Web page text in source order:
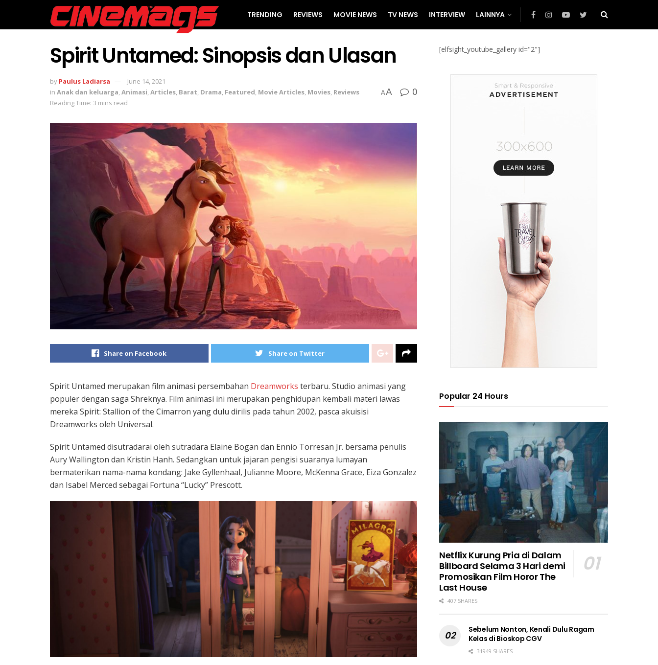
TRENDING REVIEWS MOVIE NEWS TV NEWS INTERVIEW LAINNYA
Spirit Untamed: Sinopsis dan Ulasan
by Paulus Ladiarsa
June 14, 2021
in Anak dan keluarga,Animasi,Articles, Barat, Drama, Featured, Movie Articles, Movies, Reviews
Reading Time: 3 mins read
AA 0
Share on Facebook Share on Twitter
Spirit Untamed merupakan film animasi persembahan Dreamworks terbaru. Studio animasi yang
populer dengan saga Shreknya. Film animasi ini merupakan penghidupan kembali materi lawas
mereka Spirit: Stallion of the Cimarron yang dulu dirilis pada tahun 2002, pasca akuisisi
Dreamworks oleh Universal.
Spirit Untamed disutradarai oleh sutradara Elaine Bogan dan Ennio Torresan Jr. bersama penulis
Aury Wallington dan Kristin Hanh. Sedangkan untuk jajaran pengisi suaranya lumayan
bermaterikan nama-nama kondang: Jake Gyllenhaal, Julianne Moore, McKenna Grace, Eiza Gonzalez
dan Isabel Merced sebagai Fortuna “Lucky” Prescott.
[elfsight_youtube_gallery id="2"]
Popular 24 Hours
Netflix Kurung Pria di Dalam
Billboard Selama 3 Hari demi
Promosikan Film Horor The
Last House
407 SHARES
Sebelum Nonton, Kenali Dulu Ragam
Kelas di Bioskop CGV
31949 SHARES